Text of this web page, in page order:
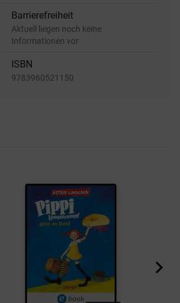
Barrierefreiheit
Aktuell liegen noch keine
Informationen vor
ISBN
9783960521150